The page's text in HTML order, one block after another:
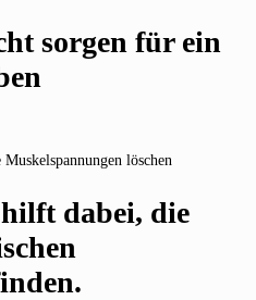
sorgen für ein
löschen
dabei, die